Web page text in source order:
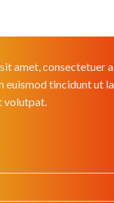
amet, consectetuer
euismod tincidunt ut
volutpat.